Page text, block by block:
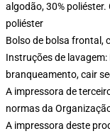
algodão, 30% poliéster.
poliéster
Bolso de bolsa frontal,
Instruções de
branqueamento, cair
A impressora de
normas da
A impressora deste